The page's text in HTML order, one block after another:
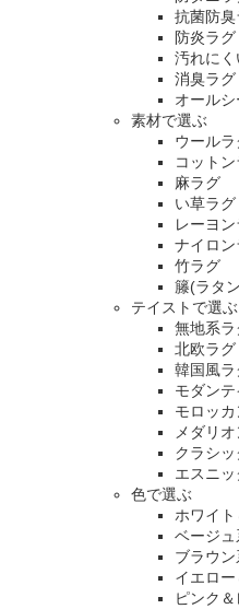
抗菌防臭
防炎ラグ
汚れに
消臭ラグ
オール
素材で選ぶ
ウールラ
コット
麻ラグ
い草ラグ
レーヨ
ナイロン
竹ラグ
籐(ラタ
テイストで選ぶ
無地系ラ
北欧ラグ
韓国風ラ
モダン
モロッ
メダリ
クラシ
エスニ
色で選ぶ
ホワイ
ベージ
ブラウ
イエロ
ピンク